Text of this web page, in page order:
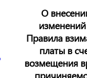
О
Правила
платы в
возмещения